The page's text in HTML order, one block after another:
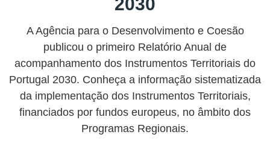
A Agência para o Desenvolvimento e Coesão
publicou o primeiro Relatório Anual de
acompanhamento dos Instrumentos Territoriais do
Portugal 2030. Conheça a informação sistematizada
da implementação dos Instrumentos Territoriais,
financiados por fundos europeus, no âmbito dos
Programas Regionais.